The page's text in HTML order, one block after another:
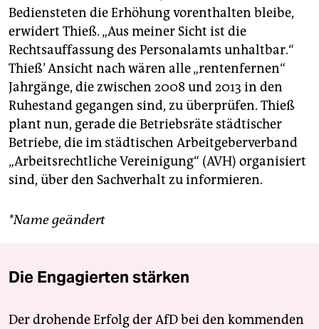
Bediensteten die Erhöhung vorenthalten bleibe,
erwidert Thieß. „Aus meiner Sicht ist die
Rechtsauffassung des Personalamts unhaltbar.“
Thieß’ Ansicht nach wären alle „rentenfernen“
Jahrgänge, die zwischen 2008 und 2013 in den
Ruhestand gegangen sind, zu überprüfen. Thieß
plant nun, gerade die Betriebsräte städtischer
Betriebe, die im städtischen Arbeitgeberverband
„Arbeitsrechtliche Vereinigung“ (AVH) organisiert
sind, über den Sachverhalt zu informieren.
*Name geändert
Die Engagierten stärken
Der drohende Erfolg der AfD bei den kommenden